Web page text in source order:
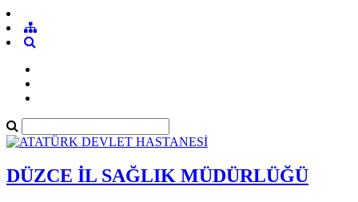
DÜZCE İL SAĞLIK MÜDÜRLÜĞÜ